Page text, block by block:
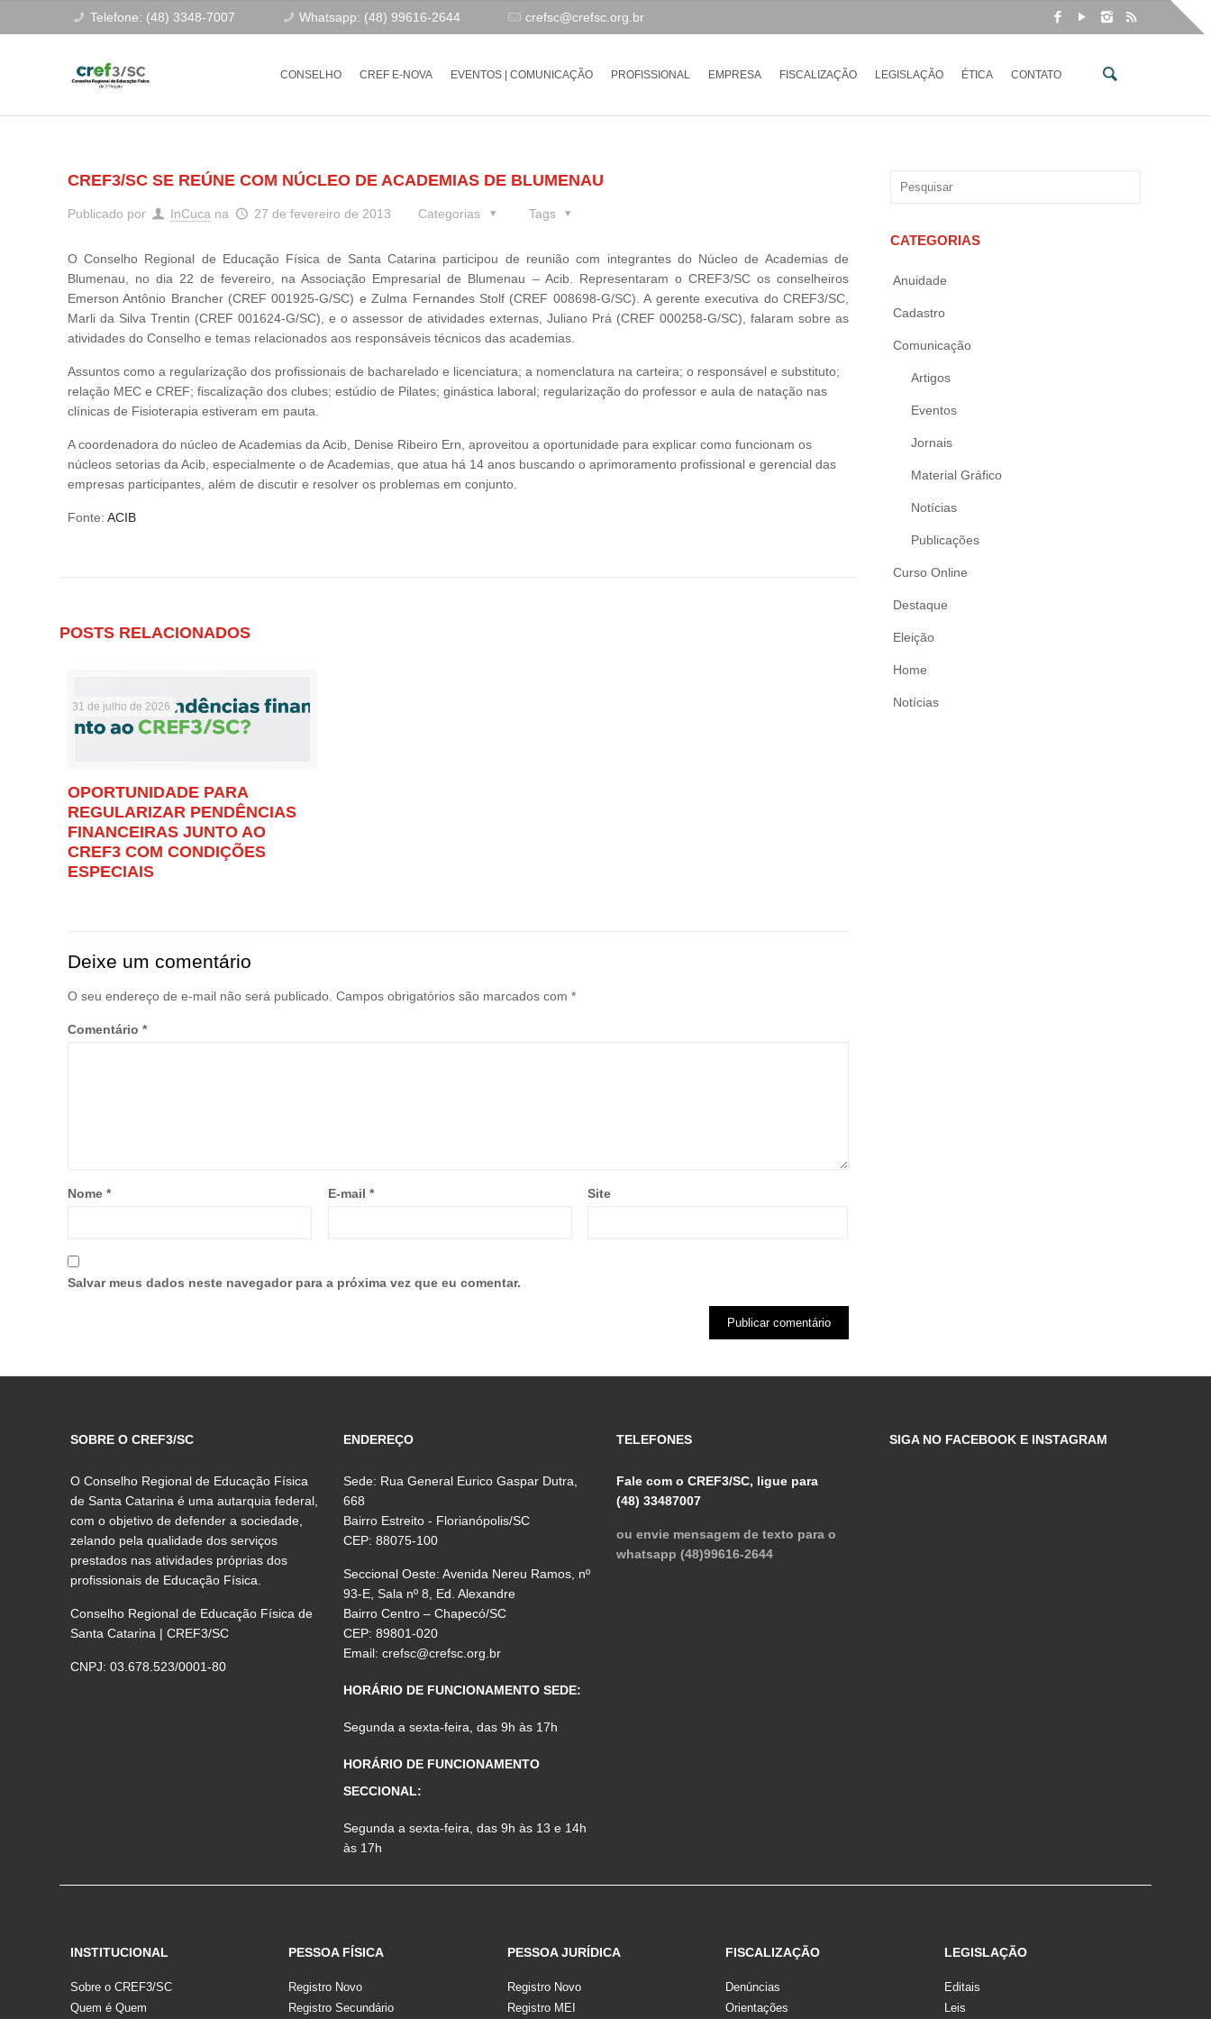
Telefone: (48) 3348-7007 Whatsapp: (48) 99616-2644 crefsc@crefsc.org.br
CONSELHO CREF E-NOVA EVENTOS | COMUNICAÇÃO PROFISSIONAL EMPRESA FISCALIZAÇÃO LEGISLAÇÃO ÉTICA CONTATO
CREF3/SC SE REÚNE COM NÚCLEO DE ACADEMIAS DE BLUMENAU
Publicado por InCuca na 27 de fevereiro de 2013 Categorias Tags
O Conselho Regional de Educação Física de Santa Catarina participou de reunião com integrantes do Núcleo de Academias de
Blumenau, no dia 22 de fevereiro, na Associação Empresarial de Blumenau – Acib. Representaram o CREF3/SC os conselheiros
Emerson Antônio Brancher (CREF 001925-G/SC) e Zulma Fernandes Stolf (CREF 008698-G/SC). A gerente executiva do CREF3/SC,
Marli da Silva Trentin (CREF 001624-G/SC), e o assessor de atividades externas, Juliano Prá (CREF 000258-G/SC), falaram sobre as
atividades do Conselho e temas relacionados aos responsáveis técnicos das academias.
Assuntos como a regularização dos profissionais de bacharelado e licenciatura; a nomenclatura na carteira; o responsável e substituto;
relação MEC e CREF; fiscalização dos clubes; estúdio de Pilates; ginástica laboral; regularização do professor e aula de natação nas
clínicas de Fisioterapia estiveram em pauta.
A coordenadora do núcleo de Academias da Acib, Denise Ribeiro Ern, aproveitou a oportunidade para explicar como funcionam os
núcleos setorias da Acib, especialmente o de Academias, que atua há 14 anos buscando o aprimoramento profissional e gerencial das
empresas participantes, além de discutir e resolver os problemas em conjunto.
Fonte: ACIB
POSTS RELACIONADOS
31 de julho de 2026
OPORTUNIDADE PARA
REGULARIZAR PENDÊNCIAS
FINANCEIRAS JUNTO AO
CREF3 COM CONDIÇÕES
ESPECIAIS
Deixe um comentário
O seu endereço de e-mail não será publicado. Campos obrigatórios são marcados com *
Comentário *
Nome * E-mail * Site
Salvar meus dados neste navegador para a próxima vez que eu comentar.
CATEGORIAS
Anuidade
Cadastro
Comunicação
Artigos
Eventos
Jornais
Material Gráfico
Notícias
Publicações
Curso Online
Destaque
Eleição
Home
Notícias
SOBRE O CREF3/SC
O Conselho Regional de Educação Física
de Santa Catarina é uma autarquia federal,
com o objetivo de defender a sociedade,
zelando pela qualidade dos serviços
prestados nas atividades próprias dos
profissionais de Educação Física.
Conselho Regional de Educação Física de
Santa Catarina | CREF3/SC
CNPJ: 03.678.523/0001-80
ENDEREÇO
Sede: Rua General Eurico Gaspar Dutra,
668
Bairro Estreito - Florianópolis/SC
CEP: 88075-100
Seccional Oeste: Avenida Nereu Ramos, nº
93-E, Sala nº 8, Ed. Alexandre
Bairro Centro – Chapecó/SC
CEP: 89801-020
Email:crefsc@crefsc.org.br
HORÁRIO DE FUNCIONAMENTO SEDE:
Segunda a sexta-feira, das 9h às 17h
HORÁRIO DE FUNCIONAMENTO
SECCIONAL:
Segunda a sexta-feira, das 9h às 13 e 14h
às 17h
TELEFONES
Fale com o CREF3/SC, ligue para
(48) 33487007
ou envie mensagem de texto para o
whatsapp (48)99616-2644
SIGA NO FACEBOOK E INSTAGRAM
INSTITUCIONAL
Sobre o CREF3/SC
Quem é Quem
PESSOA FÍSICA
Registro Novo
Registro Secundário
PESSOA JURÍDICA
Registro Novo
Registro MEI
FISCALIZAÇÃO
Denúncias
Orientações
LEGISLAÇÃO
Editais
Leis